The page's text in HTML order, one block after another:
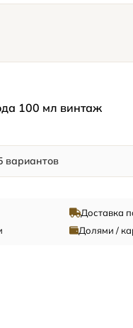
100 мл винтаж
вариантов
Доставка
Долями /